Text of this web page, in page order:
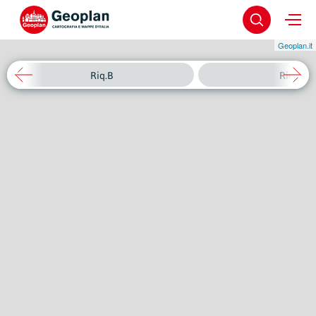
Geoplan.it
Riq.B Riq.C